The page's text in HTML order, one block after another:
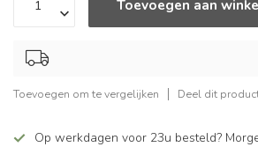
Toevoegen aan
Toevoegen om te vergelijken Deel dit
Op werkdagen voor 23u besteld?